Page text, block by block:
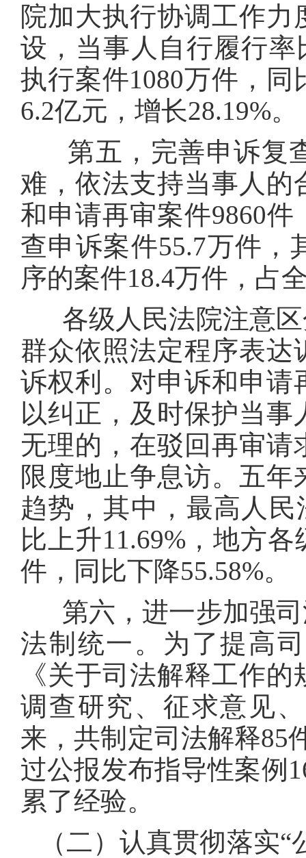
院加大执行协调工作
设，当事人自行履行
执行案件1080万件，同
6.2亿元，增长28.19%。
第五，完善申诉复
难，依法支持当事人
和申请再审案件9860
查申诉案件55.7万件，
序的案件18.4万件，占
各级人民法院注意区
群众依照法定程序表
诉权利。对申诉和申请
以纠正，及时保护当
无理的，在驳回再审
限度地止争息访。五
趋势，其中，最高人
比上升11.69%，地方
件，同比下降55.58%。
第六，进一步加强司
法制统一。为了提高
《关于司法解释工作
调查研究、征求意见
来，共制定司法解释85
过公报发布指导性案例
累了经验。
（二）认真贯彻落实